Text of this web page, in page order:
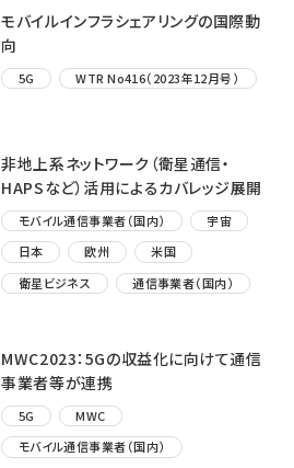
モバイルインフラシェアリングの国際動
向
5G WTR No416（2023年12月号）
非地上系ネットワーク（衛星通信・
HAPSなど）活用によるカバレッジ展開
モバイル通信事業者（国内）
宇宙
日本
欧州
米国
衛星ビジネス
通信事業者（国内）
MWC2023：5Gの収益化に向けて通信
事業者等が連携
5G
MWC
モバイル通信事業者（国内）